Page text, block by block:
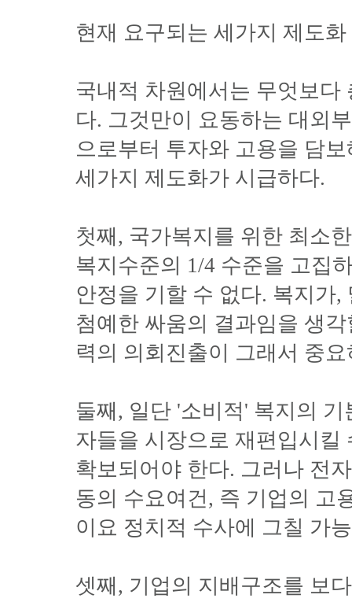
현재 요구되는 세가지 제도화
국내적 차원에서는 무엇보
다. 그것만이 요동하는 대외
으로부터 투자와 고용을 담
세가지 제도화가 시급하다.
첫째, 국가복지를 위한 최소
복지수준의 1/4 수준을 고집
안정을 기할 수 없다. 복지가
첨예한 싸움의 결과임을 생
력의 의회진출이 그래서 중요
둘째, 일단 '소비적' 복지의
자들을 시장으로 재편입시킬
확보되어야 한다. 그러나 전
동의 수요여건, 즉 기업의 고
이요 정치적 수사에 그칠 가
셋째, 기업의 지배구조를 보